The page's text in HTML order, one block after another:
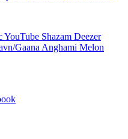
YouTube Shazam Deezer
Gaana Anghami Melon